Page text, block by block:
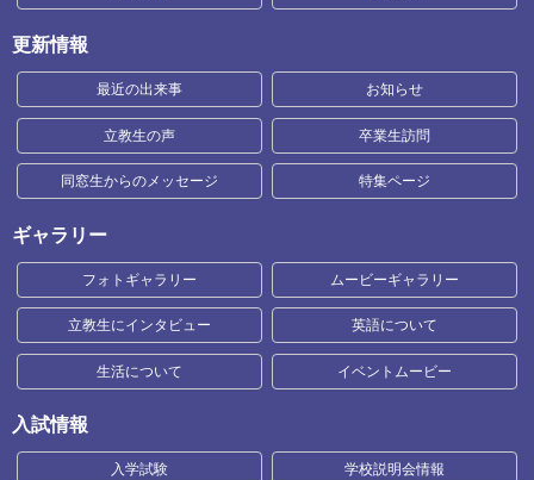
更新情報
最近の出来事 お知らせ
立教生の声 卒業生訪問
同窓生からのメッセージ 特集ページ
ギャラリー
フォトギャラリー ムービーギャラリー
立教生にインタビュー 英語について
生活について イベントムービー
入試情報
入学試験 学校説明会情報